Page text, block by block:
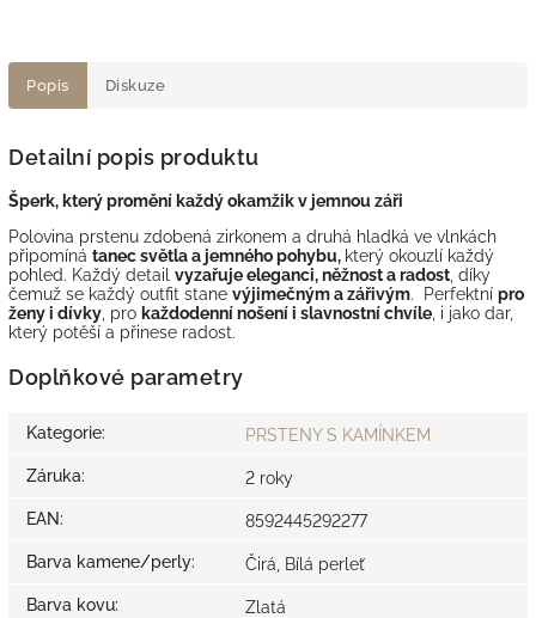
Popis Diskuze
Detailní popis produktu
Šperk, který promění každý okamžik v jemnou záři
Polovina prstenu zdobená zirkonem a druhá hladká ve vlnkách
připomíná tanec světla a jemného pohybu, který okouzlí každý
pohled. Každý detail vyzařuje eleganci, něžnost a radost, díky
čemuž se každý outfit stane výjimečným a zářivým. Perfektní pro
ženy i dívky, pro každodenní nošení i slavnostní chvíle, i jako dar,
který potěší a přinese radost.
Doplňkové parametry
Kategorie: PRSTENY S KAMÍNKEM
Záruka: 2 roky
EAN: 8592445292277
Barva kamene/perly: Čirá, Bílá perleť
Barva kovu: Zlatá